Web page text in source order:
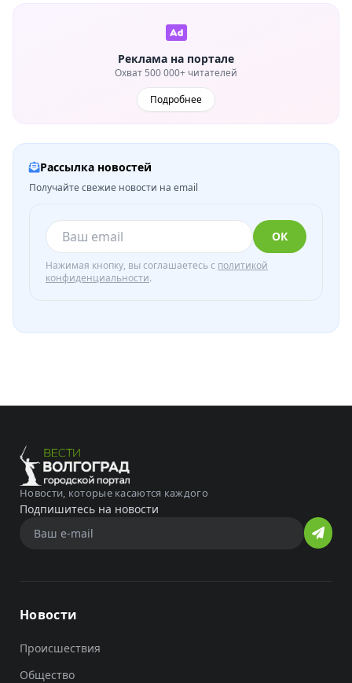
Реклама на портале
Охват 500 000+ читателей
Подробнее
Рассылка новостей
Получайте свежие новости на email
ОК
Нажимая кнопку, вы соглашаетесь с политикой
конфиденциальности.
Новости, которые касаются каждого
Подпишитесь на новости
Новости
Происшествия
Общество